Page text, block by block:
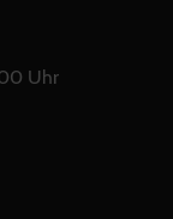
Uhr